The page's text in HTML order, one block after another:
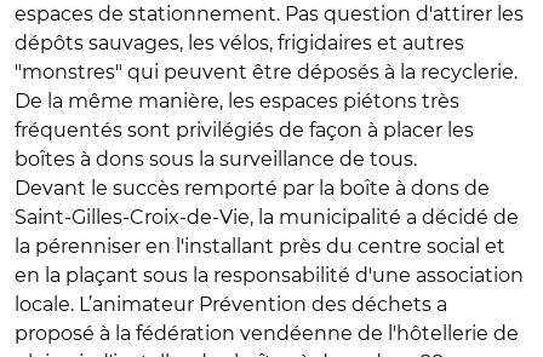
espaces de stationnement. Pas question d'attirer les
dépôts sauvages, les vélos, frigidaires et autres
"monstres" qui peuvent être déposés à la recyclerie.
De la même manière, les espaces piétons très
fréquentés sont privilégiés de façon à placer les
boîtes à dons sous la surveillance de tous.
Devant le succès remporté par la boîte à dons de
Saint-Gilles-Croix-de-Vie, la municipalité a décidé de
la pérenniser en l'installant près du centre social et
en la plaçant sous la responsabilité d'une association
locale. L’animateur Prévention des déchets a
proposé à la fédération vendéenne de l'hôtellerie de